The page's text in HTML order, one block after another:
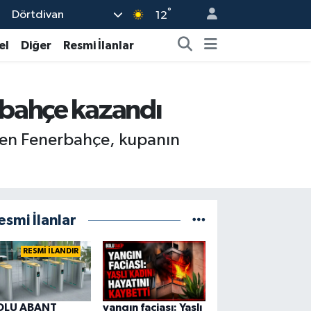
Dörtdivan 12°
Diğer Resmi İlanlar
kazandı
Fenerbahçe, kupanın
İlanlar
RESMİ İLANDIR
ABANT
yangın faciası: Yaşlı